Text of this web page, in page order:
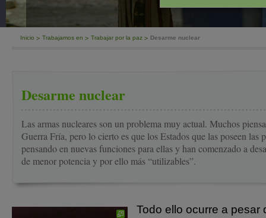
Inicio Trabajamos en Trabajar por la paz Desarme nuclear
Desarme nuclear
Las armas nucleares son un problema muy actual. Muchos
Guerra Fría, pero lo cierto es que los Estados que las poseen las
pensando en nuevas funciones para ellas y han comenzado a
de menor potencia y por ello más “utilizables”.
Todo ello ocurre a pesar